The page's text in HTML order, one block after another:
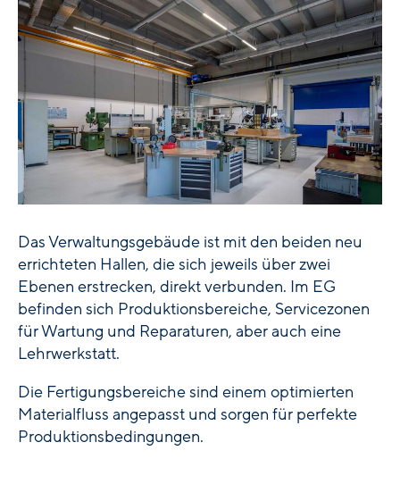
Das Verwaltungsgebäude ist mit den beiden neu
errichteten Hallen, die sich jeweils über zwei
Ebenen erstrecken, direkt verbunden. Im EG
befinden sich Produktionsbereiche, Servicezonen
für Wartung und Reparaturen, aber auch eine
Lehrwerkstatt.
Die Fertigungsbereiche sind einem optimierten
Materialfluss angepasst und sorgen für perfekte
Produktionsbedingungen.